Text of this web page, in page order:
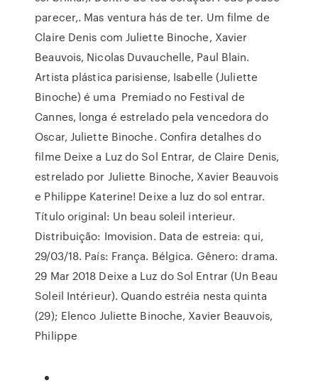
parecer,. Mas ventura hás de ter. Um filme de
Claire Denis com Juliette Binoche, Xavier
Beauvois, Nicolas Duvauchelle, Paul Blain.
Artista plástica parisiense, Isabelle (Juliette
Binoche) é uma Premiado no Festival de
Cannes, longa é estrelado pela vencedora do
Oscar, Juliette Binoche. Confira detalhes do
filme Deixe a Luz do Sol Entrar, de Claire Denis,
estrelado por Juliette Binoche, Xavier Beauvois
e Philippe Katerine! Deixe a luz do sol entrar.
Título original: Un beau soleil interieur.
Distribuição: Imovision. Data de estreia: qui,
29/03/18. País: França. Bélgica. Gênero: drama.
29 Mar 2018 Deixe a Luz do Sol Entrar (Un Beau
Soleil Intérieur). Quando estréia nesta quinta
(29); Elenco Juliette Binoche, Xavier Beauvois,
Philippe